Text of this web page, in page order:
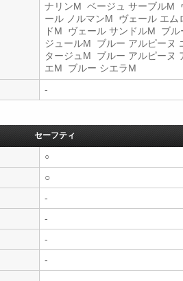
ナリンM ベージュ サーブルM
ール ノルマンM ヴェール エム
ドM ヴェール サンドルM ブル
ジュールM ブルー アルピーヌ
タージュM ブルー アルピーヌ
エM ブルー シエラM
-
セーフティ
○
○
-
-
-
-